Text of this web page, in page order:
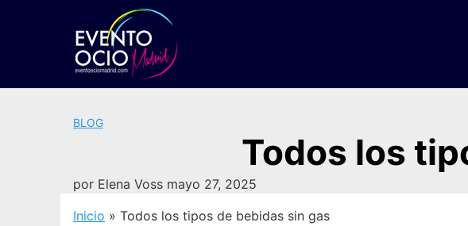
BLOG
Todos los
por Elena Voss mayo 27, 2025
Inicio » Todos los tipos de bebidas sin gas